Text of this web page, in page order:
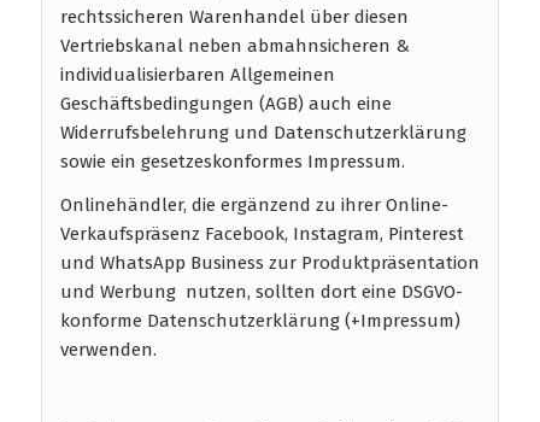
rechtssicheren Warenhandel über diesen
Vertriebskanal neben abmahnsicheren &
individualisierbaren Allgemeinen
Geschäftsbedingungen (AGB) auch eine
Widerrufsbelehrung und Datenschutzerklärung
sowie ein gesetzeskonformes Impressum.
Onlinehändler, die ergänzend zu ihrer Online-
Verkaufspräsenz Facebook, Instagram, Pinterest
und WhatsApp Business zur Produktpräsentation
und Werbung nutzen, sollten dort eine DSGVO-
konforme Datenschutzerklärung (+Impressum)
verwenden.